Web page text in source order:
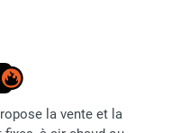
la vente et la